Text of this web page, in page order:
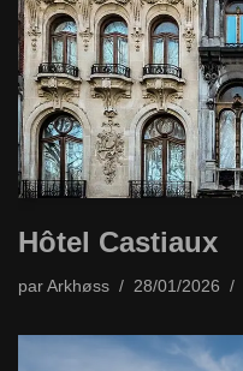
Hôtel Castiaux
par Arkhøss 28/01/2026